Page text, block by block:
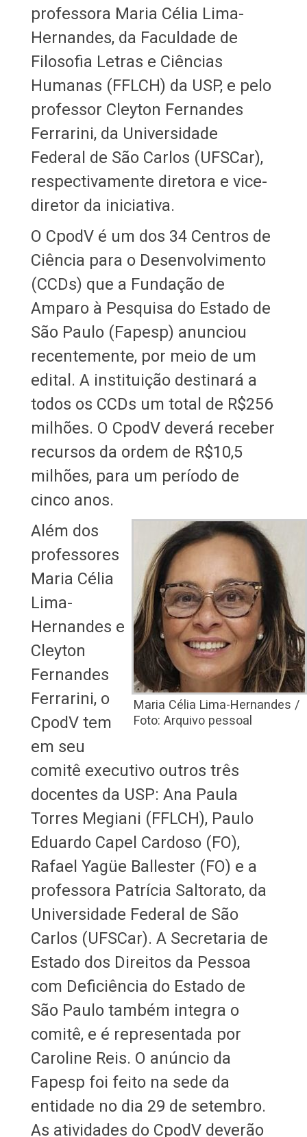
professora Maria Célia Lima-
Hernandes, da Faculdade de
Filosofia Letras e Ciências
Humanas (FFLCH) da USP, e pelo
professor Cleyton Fernandes
Ferrarini, da Universidade
Federal de São Carlos (UFSCar),
respectivamente diretora e vice-
diretor da iniciativa.
O CpodV é um dos 34 Centros de
Ciência para o Desenvolvimento
(CCDs) que a Fundação de
Amparo à Pesquisa do Estado de
São Paulo (Fapesp) anunciou
recentemente, por meio de um
edital. A instituição destinará a
todos os CCDs um total de R$256
milhões. O CpodV deverá receber
recursos da ordem de R$10,5
milhões, para um período de
cinco anos.
Maria Célia Lima-Hernandes /
Foto: Arquivo pessoal
Além dos
professores
Maria Célia
Lima-
Hernandes e
Cleyton
Fernandes
Ferrarini, o
CpodV tem
em seu
comitê executivo outros três
docentes da USP: Ana Paula
Torres Megiani (FFLCH), Paulo
Eduardo Capel Cardoso (FO),
Rafael Yagüe Ballester (FO) e a
professora Patrícia Saltorato, da
Universidade Federal de São
Carlos (UFSCar). A Secretaria de
Estado dos Direitos da Pessoa
com Deficiência do Estado de
São Paulo também integra o
comitê, e é representada por
Caroline Reis. O anúncio da
Fapesp foi feito na sede da
entidade no dia 29 de setembro.
As atividades do CpodV deverão